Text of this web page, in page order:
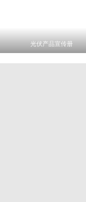
光伏产品宣传册